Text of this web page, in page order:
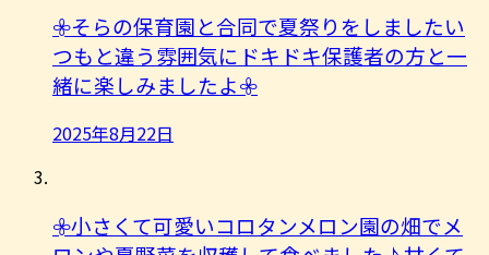
𖧷そらの保育園と合同で夏祭りをしましたい
つもと違う雰囲気にドキドキ保護者の方と一
緒に楽しみましたよ︎𖧷
2025年8月22日
𖧷小さくて可愛いコロタンメロン園の畑でメ